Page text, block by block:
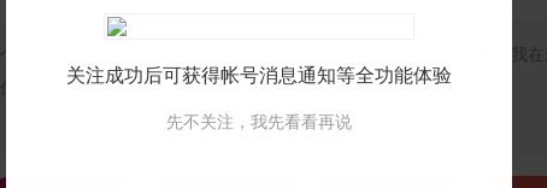
个人独白：
我是残疾人征婚【等你网】的帅哥会员❤dnw271244❤，我在
你，但愿不离不弃💘
关注成功后可获得帐号消息通知等全功能体验
先不关注，我先看看再说